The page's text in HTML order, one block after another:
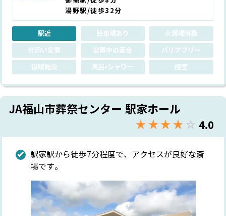
湯野駅/徒歩32分
駅近 駐車場あり
火葬場併設
付添い安置
安置中の面会
バリアフリー
仮眠施設
風呂•シャワー 控室
JA福山市葬祭センター 駅家ホール
★★★★★
☆☆☆☆☆ 4.0
駅家駅から徒歩7分程度で、アクセスが良好な斎
場です。